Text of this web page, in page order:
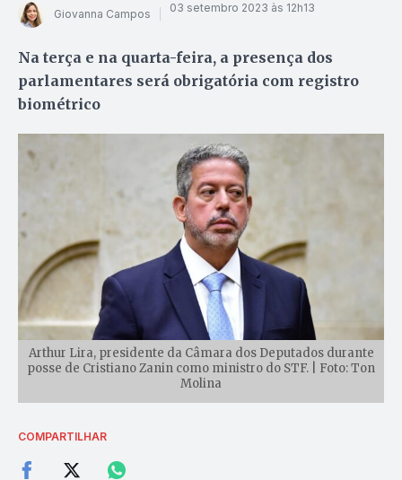
Giovanna Campos 03 setembro 2023 às 12h13
Na terça e na quarta-feira, a presença dos
parlamentares será obrigatória com registro
biométrico
Arthur Lira, presidente da Câmara dos Deputados durante
posse de Cristiano Zanin como ministro do STF. | Foto: Ton
Molina
COMPARTILHAR